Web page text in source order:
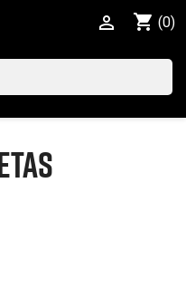
shopping_cart (0)
